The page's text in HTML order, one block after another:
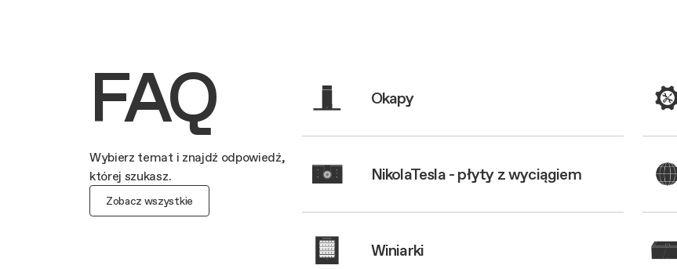
FAQ
Wybierz temat i znajdź odpowiedź,
której szukasz.
Zobacz wszystkie
Okapy
NikolaTesla - płyty z wyciągiem
Winiarki